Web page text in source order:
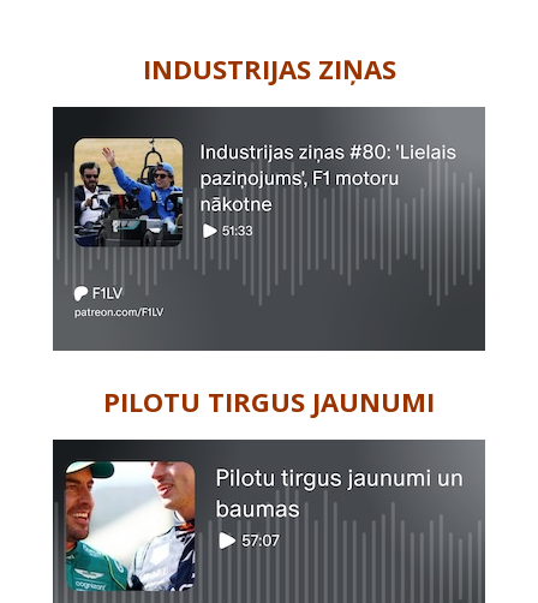
INDUSTRIJAS ZIŅAS
PILOTU TIRGUS JAUNUMI